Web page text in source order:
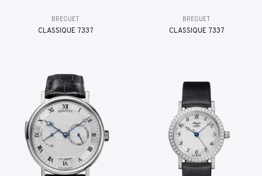
BREGUET
CLASSIQUE 7337
BREGUET
CLASSIQUE 7337